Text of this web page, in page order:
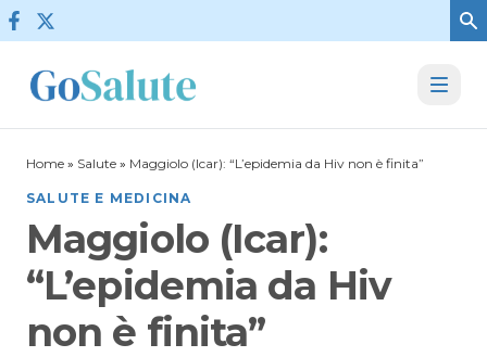
Vai al contenuto
Home » Salute » Maggiolo (Icar): “L’epidemia da Hiv non è finita”
SALUTE E MEDICINA
Maggiolo (Icar):
“L’epidemia da Hiv
non è finita”